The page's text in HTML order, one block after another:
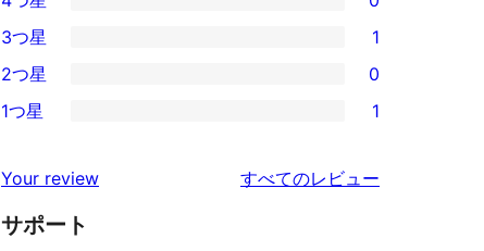
5-
星
レ
ビ
ー
4-
星
レ
ュ
ー
1
3-
星
ビ
ュ
3つ星 1
2-
レ
ビ
2つ星 0
星
レ
1つ星 1
Your review すべてのレビュー
サポート